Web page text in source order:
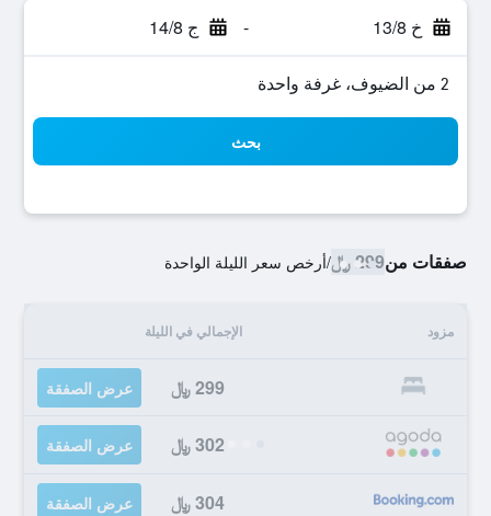
خ 13/8 - ج 14/8
2 من الضيوف، غرفة واحدة
بحث
صفقات من299 ﷼ /أرخص سعر الليلة الواحدة
مزود الإجمالي في الليلة
299 ﷼ عرض الصفقة
302 ﷼ عرض الصفقة
304 ﷼ عرض الصفقة